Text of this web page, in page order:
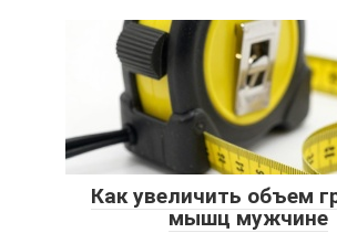
Как увеличить объем
мышц мужчине